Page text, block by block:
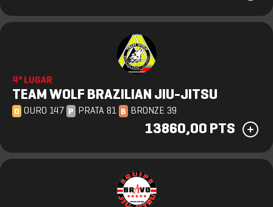
4º LUGAR
TEAM WOLF BRAZILIAN JIU-JITSU
O OURO 147 P PRATA 81 B BRONZE 39
13860,00 PTS